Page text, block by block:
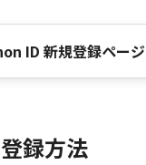
ID 新規登録ページ
録方法